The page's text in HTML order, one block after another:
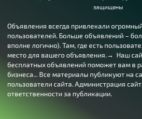
защищены
Объявления всегда привлекали
пользователей. Больше объявлений –
вполне логично). Там, где есть
место для вашего объявления.→ Наш
бесплатных объявлений поможет вам в
бизнеса... Все материалы публикуют на
пользователи сайта. Администрация
ответственности за публикации.